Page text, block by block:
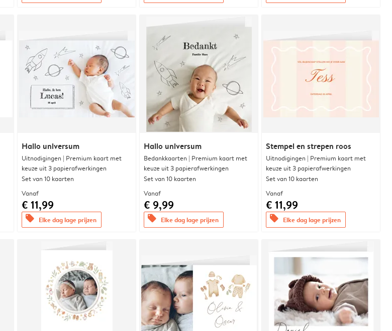
Hallo universum
Uitnodigingen | Premium kaart met
keuze uit 3 papierafwerkingen
Set van 10 kaarten
Vanaf
€ 11,99
offers Elke dag lage prijzen
Hallo universum
Bedankkaarten | Premium kaart met
keuze uit 3 papierafwerkingen
Set van 10 kaarten
Vanaf
€ 9,99
offers Elke dag lage prijzen
Stempel en strepen roos
Uitnodigingen | Premium kaart met
keuze uit 3 papierafwerkingen
Set van 10 kaarten
Vanaf
€ 11,99
offers Elke dag lage prijzen